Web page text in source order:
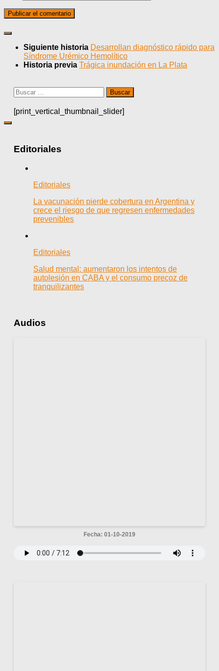
Siguiente historia Desarrollan diagnóstico rápido para
Síndrome Urémico Hemolítico
Historia previa Trágica inundación en La Plata
Buscar:
[print_vertical_thumbnail_slider]
Editoriales
Editoriales
La vacunación pierde cobertura en Argentina y
crece el riesgo de que regresen enfermedades
prevenibles
Editoriales
Salud mental: aumentaron los intentos de
autolesión en CABA y el consumo precoz de
tranquilizantes
Audios
Fecha: 01-10-2019